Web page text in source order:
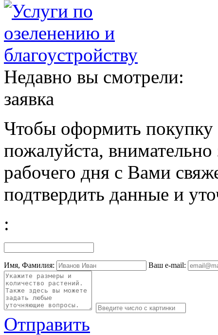
Недавно вы смотрели:
заявка
Чтобы оформить покупку
пожалуйста,
рабочего дня с Вами
подтвердить данные и
:
Имя, Фамилия: Ваш e-mail:
Отправить